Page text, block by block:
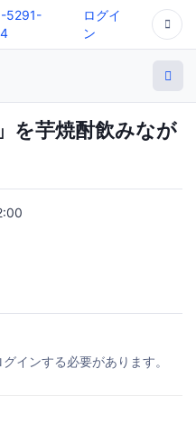
5291-
ログイ
ン
を芋焼酎飲みなが
インする必要があります。